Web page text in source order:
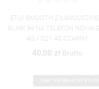
ETUI SMOOTH Z
BLINK 94 NA TELEFON NOKIA
4G / G21 4G CZARNY
40,00 zł Brutto
MOJE LISTY
((MODALTITLE))
((CONFIRMMESSAGE))
UTWÓRZ
NAZWA LISTY ŻYCZEŃ
ZALOGUJ SIĘ
MUSISZ BYĆ